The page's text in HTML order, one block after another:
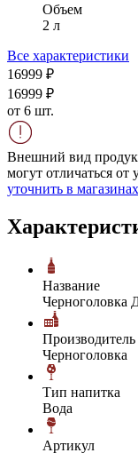
Объем
2 л
Все характеристики
16999 ₽
16999 ₽
от 6 шт.
Внешний вид
могут отличаться от
уточнить в
Название
Черноголовка
Производитель
Черноголовка
Тип напитка
Вода
Артикул